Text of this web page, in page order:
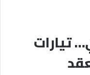
تيارات